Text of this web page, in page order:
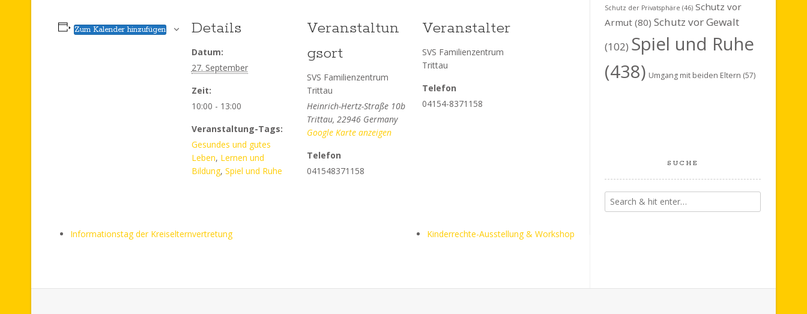
Zum Kalender hinzufügen Details
Datum:
27. September
Zeit:
10:00 - 13:00
Veranstaltung-Tags:
Gesundes und gutes
Leben, Lernen und
Bildung, Spiel und Ruhe
Veranstaltun
gsort
SVS Familienzentrum
Trittau
Heinrich-Hertz-Straße 10b
Trittau, 22946 Germany
Google Karte anzeigen
Telefon
041548371158
Veranstalter
SVS Familienzentrum
Trittau
Telefon
04154-8371158
Informationstag der Kreiselternvertretung Kinderrechte-Ausstellung & Workshop
Schutz der Privatsphäre (46) Schutz vor
Armut (80) Schutz vor Gewalt
(102) Spiel und Ruhe
(438) Umgang mit beiden Eltern (57)
SUCHE